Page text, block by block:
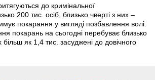
до кримінальної
200 тис. осіб, близько чверті з них –
покарання у вигляді позбавлення волі.
покарань на сьогодні перебуває близько
більш як 1,4 тис. засуджені до довічного